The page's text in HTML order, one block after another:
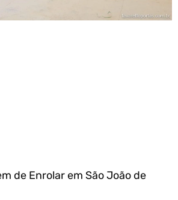
de Enrolar em São João de